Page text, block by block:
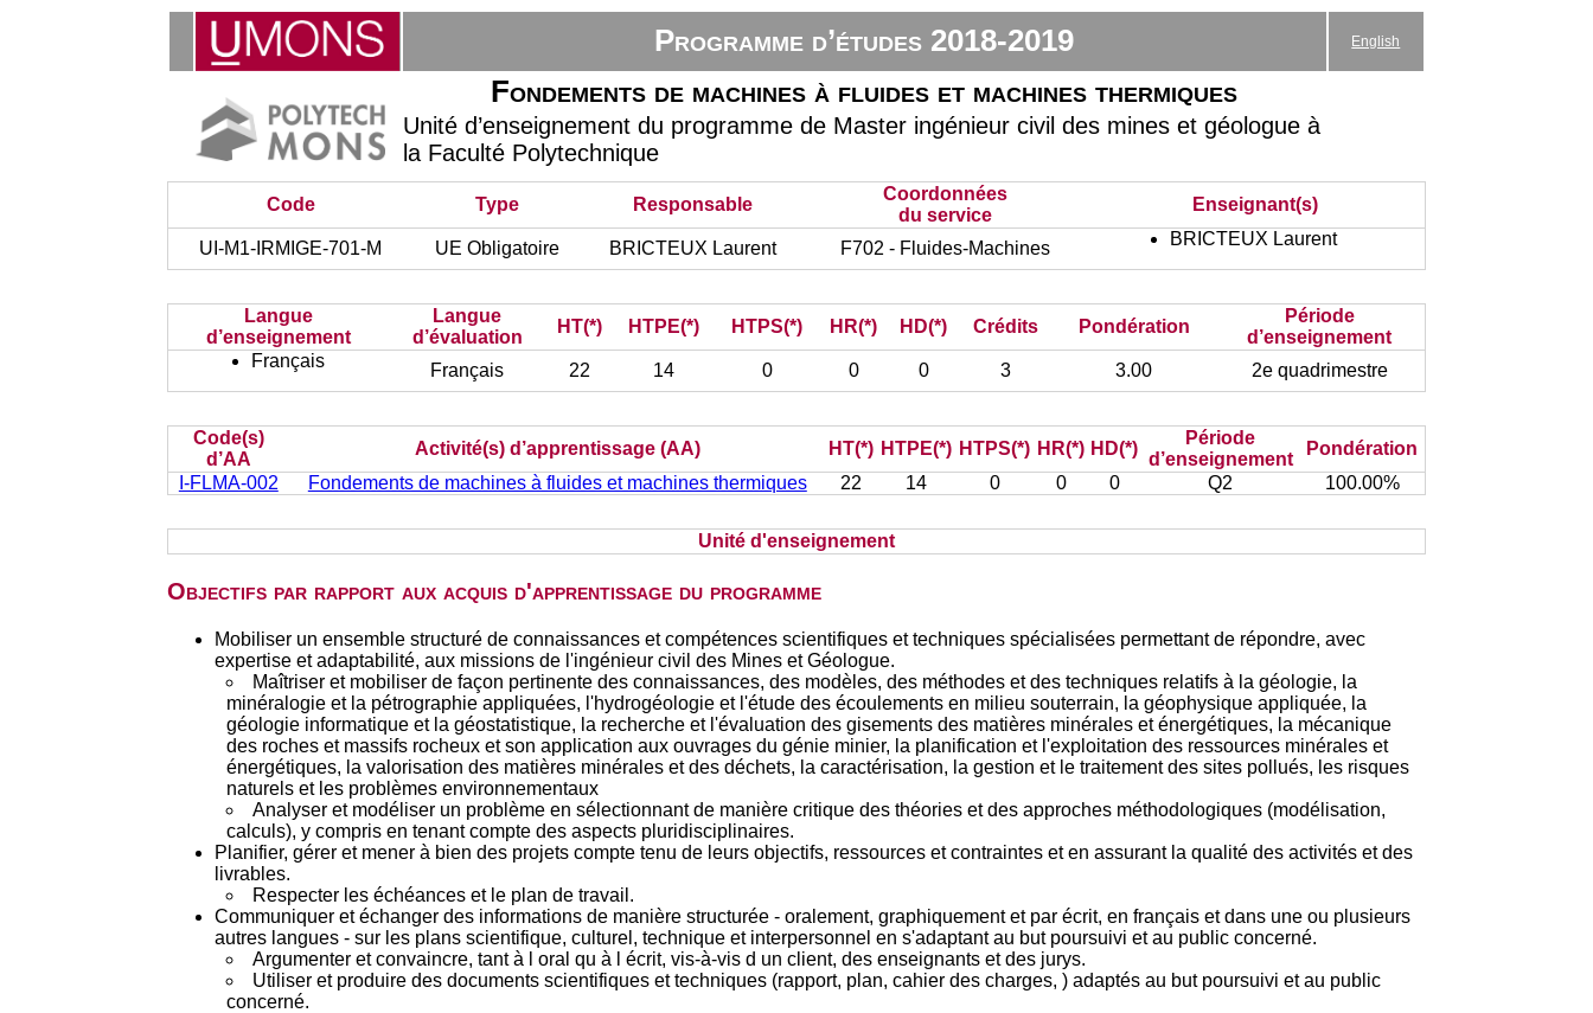
Programme d’études 2018-2019 English
Fondements de machines à fluides et machines thermiques
Unité d’enseignement du programme de Master ingénieur civil des mines et géologue à
la Faculté Polytechnique
Code Type Responsable
Coordonnées
du service
Enseignant(s)
UI-M1-IRMIGE-701-M UE Obligatoire BRICTEUX Laurent F702 - Fluides-Machines BRICTEUX Laurent
Langue
d’enseignement
Langue
d’évaluation
HT(*) HTPE(*) HTPS(*) HR(*) HD(*) Crédits Pondération
Période
d’enseignement
Français
Français 22 14 0 0 0 3 3.00 2e quadrimestre
Code(s)
d’AA
Activité(s) d’apprentissage (AA) HT(*) HTPE(*) HTPS(*) HR(*) HD(*)
Période
d’enseignement
Pondération
I-FLMA-002
Fondements de machines à fluides et machines thermiques 22 14 0 0 0 Q2 100.00%
Unité d'enseignement
Objectifs par rapport aux acquis d'apprentissage du programme
Mobiliser un ensemble structuré de connaissances et compétences scientifiques et techniques spécialisées permettant de répondre, avec
expertise et adaptabilité, aux missions de l'ingénieur civil des Mines et Géologue.
Maîtriser et mobiliser de façon pertinente des connaissances, des modèles, des méthodes et des techniques relatifs à la géologie, la
minéralogie et la pétrographie appliquées, l'hydrogéologie et l'étude des écoulements en milieu souterrain, la géophysique appliquée, la
géologie informatique et la géostatistique, la recherche et l'évaluation des gisements des matières minérales et énergétiques, la mécanique
des roches et massifs rocheux et son application aux ouvrages du génie minier, la planification et l'exploitation des ressources minérales et
énergétiques, la valorisation des matières minérales et des déchets, la caractérisation, la gestion et le traitement des sites pollués, les risques
naturels et les problèmes environnementaux
Analyser et modéliser un problème en sélectionnant de manière critique des théories et des approches méthodologiques (modélisation,
calculs), y compris en tenant compte des aspects pluridisciplinaires.
Planifier, gérer et mener à bien des projets compte tenu de leurs objectifs, ressources et contraintes et en assurant la qualité des activités et des
livrables.
Respecter les échéances et le plan de travail.
Communiquer et échanger des informations de manière structurée - oralement, graphiquement et par écrit, en français et dans une ou plusieurs
autres langues - sur les plans scientifique, culturel, technique et interpersonnel en s'adaptant au but poursuivi et au public concerné.
Argumenter et convaincre, tant à l oral qu à l écrit, vis-à-vis d un client, des enseignants et des jurys.
Utiliser et produire des documents scientifiques et techniques (rapport, plan, cahier des charges, ) adaptés au but poursuivi et au public
concerné.